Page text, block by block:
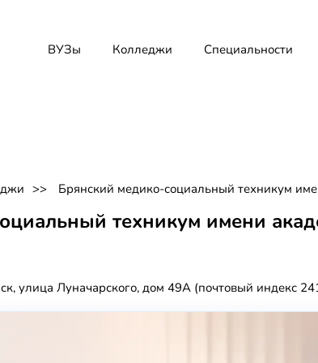
ВУЗы Колледжи Специальности
Брянский медико-социальный техникум
техникум имени
улица Луначарского, дом 49А (почтовый индекс